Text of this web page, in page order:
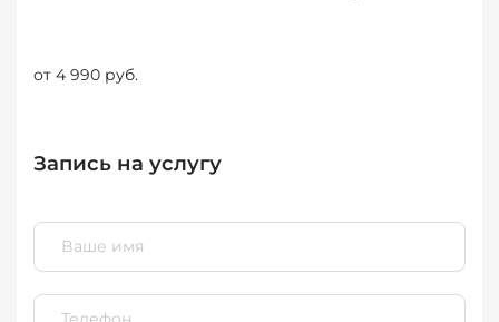
от 4 990 руб.
Запись на услугу